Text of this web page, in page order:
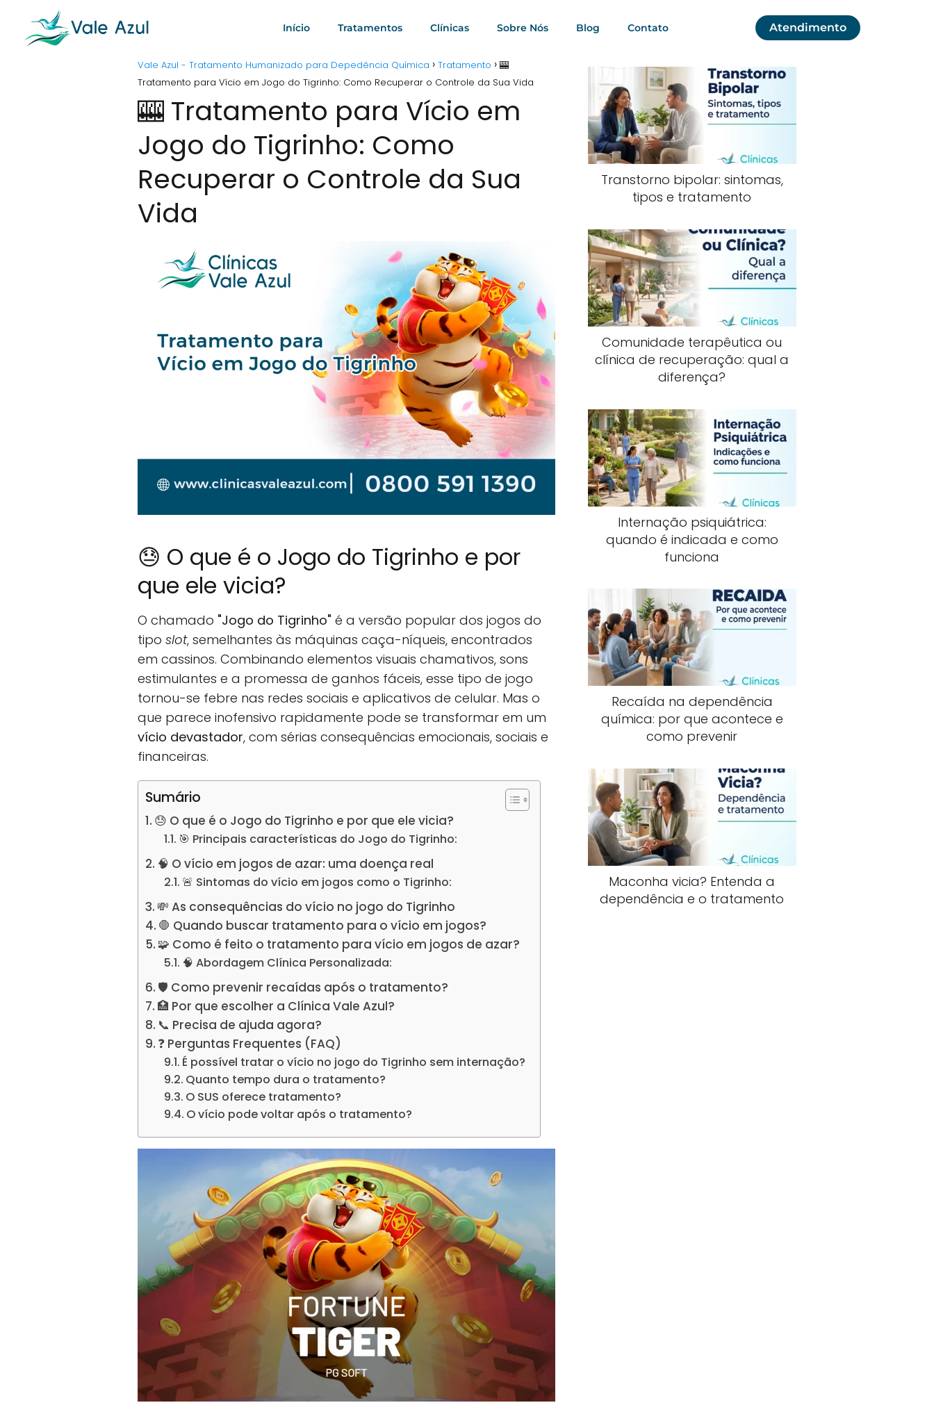
Início Tratamentos Clínicas Sobre Nós Blog Contato Atendimento
Vale Azul - Tratamento Humanizado para Depedência Química Tratamento
🎰
Tratamento para Vício em Jogo do Tigrinho: Como Recuperar o Controle da Sua Vida
🎰 Tratamento para Vício em
Jogo do Tigrinho: Como
Recuperar o Controle da Sua
Vida
😓 O que é o Jogo do Tigrinho e por
que ele vicia?
O chamado "Jogo do Tigrinho" é a versão popular dos jogos do
tipo slot, semelhantes às máquinas caça-níqueis, encontrados
em cassinos. Combinando elementos visuais chamativos, sons
estimulantes e a promessa de ganhos fáceis, esse tipo de jogo
tornou-se febre nas redes sociais e aplicativos de celular. Mas o
que parece inofensivo rapidamente pode se transformar em um
vício devastador, com sérias consequências emocionais, sociais e
financeiras.
Sumário
😓 O que é o Jogo do Tigrinho e por que ele vicia?
🎯 Principais características do Jogo do Tigrinho:
🧠 O vício em jogos de azar: uma doença real
🚨 Sintomas do vício em jogos como o Tigrinho:
💸 As consequências do vício no jogo do Tigrinho
🛑 Quando buscar tratamento para o vício em jogos?
🧩 Como é feito o tratamento para vício em jogos de azar?
🧠 Abordagem Clínica Personalizada:
🛡️ Como prevenir recaídas após o tratamento?
🏥 Por que escolher a Clínica Vale Azul?
📞 Precisa de ajuda agora?
❓ Perguntas Frequentes (FAQ)
É possível tratar o vício no jogo do Tigrinho sem internação?
Quanto tempo dura o tratamento?
O SUS oferece tratamento?
O vício pode voltar após o tratamento?
Transtorno bipolar: sintomas,
tipos e tratamento
Comunidade terapêutica ou
clínica de recuperação: qual a
diferença?
Internação psiquiátrica:
quando é indicada e como
funciona
Recaída na dependência
química: por que acontece e
como prevenir
Maconha vicia? Entenda a
dependência e o tratamento